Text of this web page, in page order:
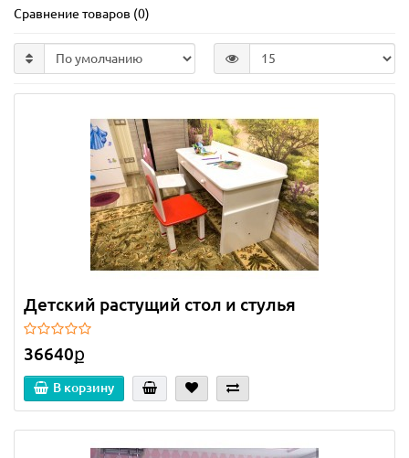
Сравнение товаров (0)
Детский растущий стол и стулья
36640ք
В корзину